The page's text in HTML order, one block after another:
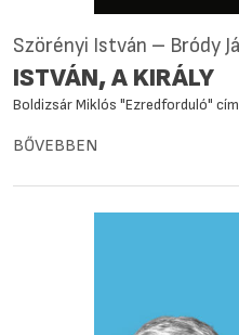
Szörényi István – Bródy
ISTVÁN, A KIRÁLY
Boldizsár Miklós "Ezredforduló"
BŐVEBBEN